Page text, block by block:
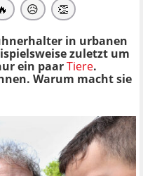
😥 👏
in urbanen
zuletzt um
ein paarTiere.
Warum macht sie